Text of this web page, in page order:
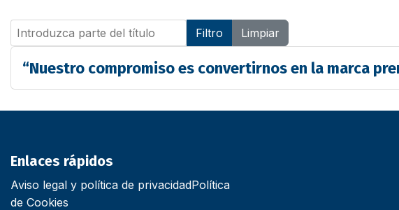
Introduzca parte del título Filtro Limpiar
“Nuestro compromiso es convertirnos en la marca
Enlaces rápidos
Aviso legal y política de privacidadPolítica
de Cookies